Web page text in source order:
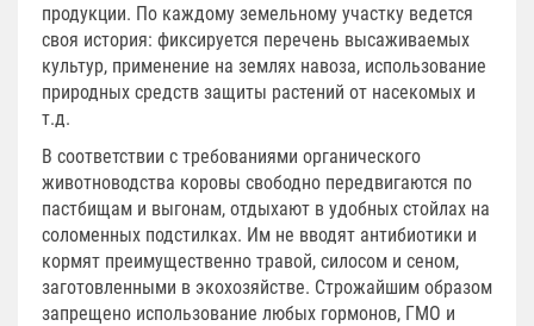
продукции. По каждому земельному участку ведется
своя история: фиксируется перечень высаживаемых
культур, применение на землях навоза, использование
природных средств защиты растений от насекомых и
т.д.
В соответствии с требованиями органического
животноводства коровы свободно передвигаются по
пастбищам и выгонам, отдыхают в удобных стойлах на
соломенных подстилках. Им не вводят антибиотики и
кормят преимущественно травой, силосом и сеном,
заготовленными в экохозяйстве. Строжайшим образом
запрещено использование любых гормонов, ГМО и